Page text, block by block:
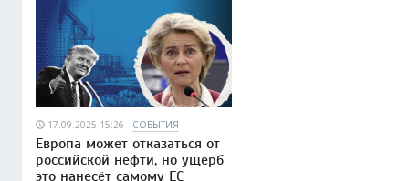
17.09.2025 15:26 СОБЫТИЯ
Европа может отказаться от
российской нефти, но ущерб
это нанесёт самому ЕС